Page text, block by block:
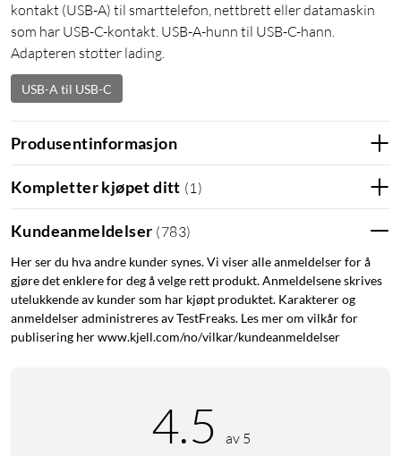
kontakt (USB-A) til smarttelefon, nettbrett eller datamaskin
som har USB-C-kontakt. USB-A-hunn til USB-C-hann.
Adapteren støtter lading.
USB-A til USB-C
Produsentinformasjon
Kompletter kjøpet ditt (1 )
Kundeanmeldelser (783)
Her ser du hva andre kunder synes. Vi viser alle anmeldelser for å
gjøre det enklere for deg å velge rett produkt. Anmeldelsene skrives
utelukkende av kunder som har kjøpt produktet. Karakterer og
anmeldelser administreres av TestFreaks. Les mer om vilkår for
publisering her www.kjell.com/no/vilkar/kundeanmeldelser
4.5 av 5